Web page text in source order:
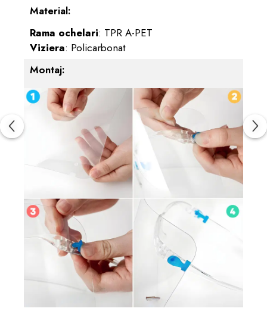
Material:
Rama ochelari: TPR A-PET
Viziera: Policarbonat
Montaj: